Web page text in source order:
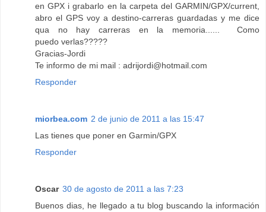
en GPX i grabarlo en la carpeta del GARMIN/GPX/current,
abro el GPS voy a destino-carreras guardadas y me dice
qua no hay carreras en la memoria...... Como
puedo verlas?????
Gracias-Jordi
Te informo de mi mail : adrijordi@hotmail.com
Responder
miorbea.com 2 de junio de 2011 a las 15:47
Las tienes que poner en Garmin/GPX
Responder
Oscar 30 de agosto de 2011 a las 7:23
Buenos dias, he llegado a tu blog buscando la información